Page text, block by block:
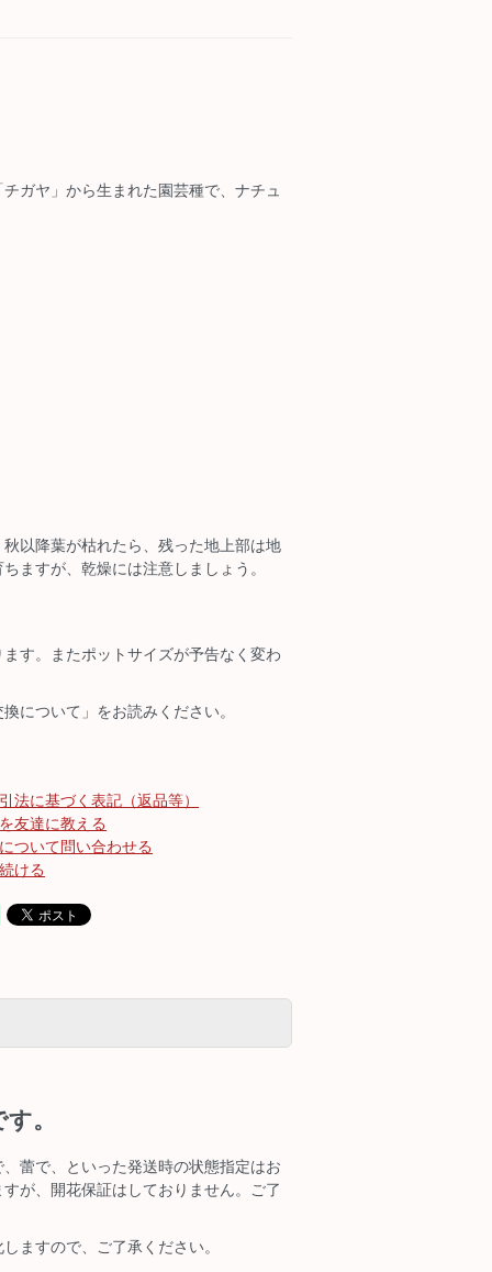
ガヤ」から生まれた園芸種で、ナチュ
以降葉が枯れたら、残った地上部は地
ますが、乾燥には注意しましょう。
す。またポットサイズが予告なく変わ
について」をお読みください。
法に基づく表記（返品等）
友達に教える
ついて問い合わせる
ける
。
蕾で、といった発送時の状態指定はお
が、開花保証はしておりません。ご了
ますので、ご了承ください。